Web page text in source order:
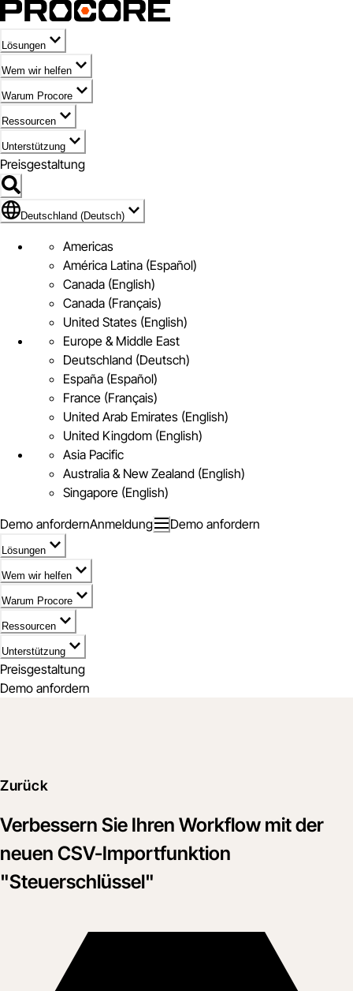
Lösungen
Wem wir helfen
Warum Procore
Ressourcen
Unterstützung
Preisgestaltung
Markieren des Symbols für Deutschland (Deutsch)
Deutschland (Deutsch)
Americas
América Latina (Español)
Canada (English)
Canada (Français)
United States (English)
Europe & Middle East
Deutschland (Deutsch)
España (Español)
France (Français)
United Arab Emirates (English)
United Kingdom (English)
Asia Pacific
Australia & New Zealand (English)
Singapore (English)
Demo anfordernAnmeldung Demo anfordern
Lösungen
Wem wir helfen
Warum Procore
Ressourcen
Unterstützung
Preisgestaltung
Demo anfordern
Zurück
Verbessern Sie Ihren Workflow mit der
neuen CSV-Importfunktion
"Steuerschlüssel"